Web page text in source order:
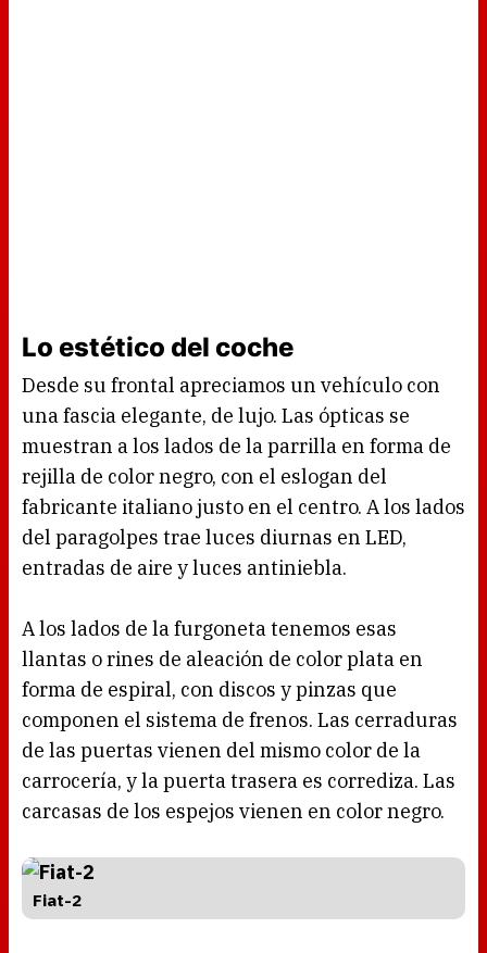
Lo estético del coche
Desde su frontal apreciamos un vehículo con
una fascia elegante, de lujo. Las ópticas se
muestran a los lados de la parrilla en forma de
rejilla de color negro, con el eslogan del
fabricante italiano justo en el centro. A los lados
del paragolpes trae luces diurnas en LED,
entradas de aire y luces antiniebla.
A los lados de la furgoneta tenemos esas
llantas o rines de aleación de color plata en
forma de espiral, con discos y pinzas que
componen el sistema de frenos. Las cerraduras
de las puertas vienen del mismo color de la
carrocería, y la puerta trasera es corrediza. Las
carcasas de los espejos vienen en color negro.
Fiat-2